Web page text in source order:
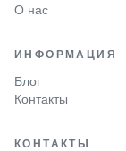
О нас
ИНФОРМАЦИЯ
Блог
Контакты
КОНТАКТЫ